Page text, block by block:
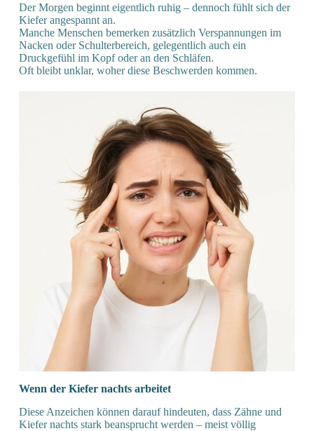
Der Morgen beginnt eigentlich ruhig – dennoch fühlt sich der
Kiefer angespannt an.
Manche Menschen bemerken zusätzlich Verspannungen im
Nacken oder Schulterbereich, gelegentlich auch ein
Druckgefühl im Kopf oder an den Schläfen.
Oft bleibt unklar, woher diese Beschwerden kommen.
Wenn der Kiefer nachts arbeitet
Diese Anzeichen können darauf hindeuten, dass Zähne und
Kiefer nachts stark beansprucht werden – meist völlig